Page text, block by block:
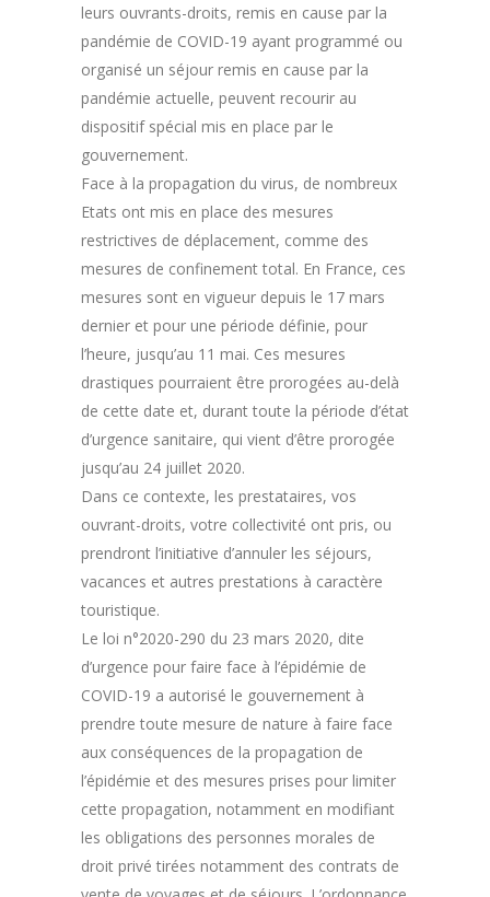
leurs ouvrants-droits, remis en cause par la
pandémie de COVID-19 ayant programmé ou
organisé un séjour remis en cause par la
pandémie actuelle, peuvent recourir au
dispositif spécial mis en place par le
gouvernement.
Face à la propagation du virus, de nombreux
Etats ont mis en place des mesures
restrictives de déplacement, comme des
mesures de confinement total. En France, ces
mesures sont en vigueur depuis le 17 mars
dernier et pour une période définie, pour
l’heure, jusqu’au 11 mai. Ces mesures
drastiques pourraient être prorogées au-delà
de cette date et, durant toute la période d’état
d’urgence sanitaire, qui vient d’être prorogée
jusqu’au 24 juillet 2020.
Dans ce contexte, les prestataires, vos
ouvrant-droits, votre collectivité ont pris, ou
prendront l’initiative d’annuler les séjours,
vacances et autres prestations à caractère
touristique.
Le loi n°2020-290 du 23 mars 2020, dite
d’urgence pour faire face à l’épidémie de
COVID-19 a autorisé le gouvernement à
prendre toute mesure de nature à faire face
aux conséquences de la propagation de
l’épidémie et des mesures prises pour limiter
cette propagation, notamment en modifiant
les obligations des personnes morales de
droit privé tirées notamment des contrats de